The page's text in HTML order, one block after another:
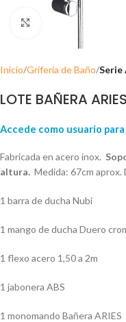
Click para ampliar
Inicio Grifería de Baño Serie
LOTE BAÑERA
Accede como usuario para
Fabricada en acero inox.
altura. Medida: 67cm
1 barra de ducha Nubi
1 mango de ducha Duero
1 flexo acero 1,50 a 2m
1 jabonera ABS
1 monomando Bañera ARIES